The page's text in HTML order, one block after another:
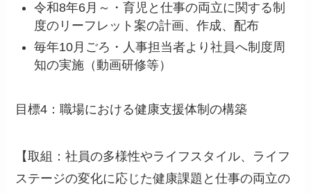
令和8年6月～・育児と仕事の両立に関する制
度のリーフレット案の計画、作成、配布
毎年10月ごろ・人事担当者より社員へ制度周
知の実施（動画研修等）
目標4：職場における健康支援体制の構築
【取組：社員の多様性やライフスタイル、ライフ
ステージの変化に応じた健康課題と仕事の両立の